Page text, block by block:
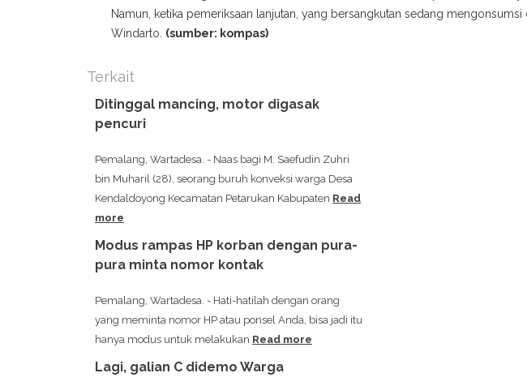
Namun, ketika pemeriksaan lanjutan, yang bersangkutan sedang mengonsumsi
Windarto. (sumber: kompas)
Terkait
Ditinggal mancing, motor digasak
pencuri
Pemalang, Wartadesa. - Naas bagi M. Saefudin Zuhri
bin Muharil (28), seorang buruh konveksi warga Desa
Kendaldoyong Kecamatan Petarukan Kabupaten Read
more
Modus rampas HP korban dengan pura-
pura minta nomor kontak
Pemalang, Wartadesa. - Hati-hatilah dengan orang
yang meminta nomor HP atau ponsel Anda, bisa jadi itu
hanya modus untuk melakukan Read more
Lagi, galian C didemo Warga